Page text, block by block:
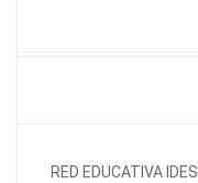
RED EDUCATIVA IDES